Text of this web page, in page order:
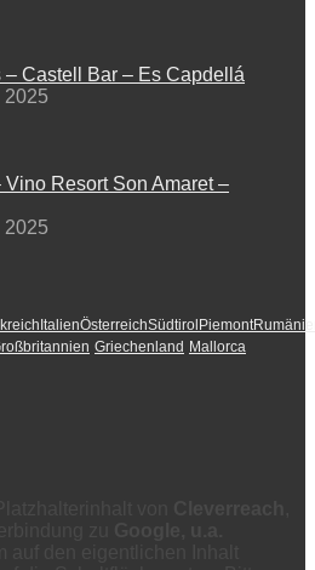
– Castell Bar – Es Capdellá
2025
Resort Son Amaret –
2025
ItalienÖsterreichSüdtirolPiemont
Griechenland Mallorca